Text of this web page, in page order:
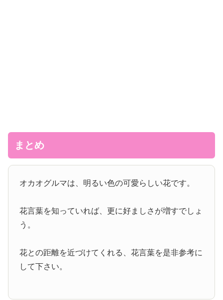
まとめ
オカオグルマは、明るい色の可愛らしい花です。
花言葉を知っていれば、更に好ましさが増すでしょ
う。
花との距離を近づけてくれる、花言葉を是非参考に
して下さい。